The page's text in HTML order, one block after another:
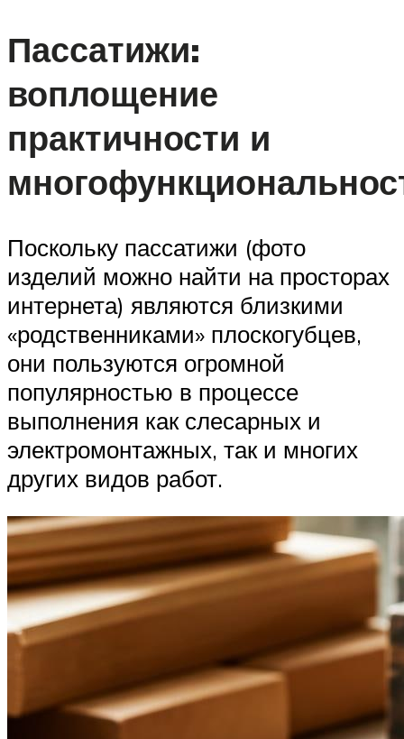
Пассатижи:
воплощение
практичности и
Поскольку пассатижи (фото
изделий можно найти на просторах
интернета) являются близкими
«родственниками» плоскогубцев,
они пользуются огромной
популярностью в процессе
выполнения как слесарных и
электромонтажных, так и многих
других видов работ.